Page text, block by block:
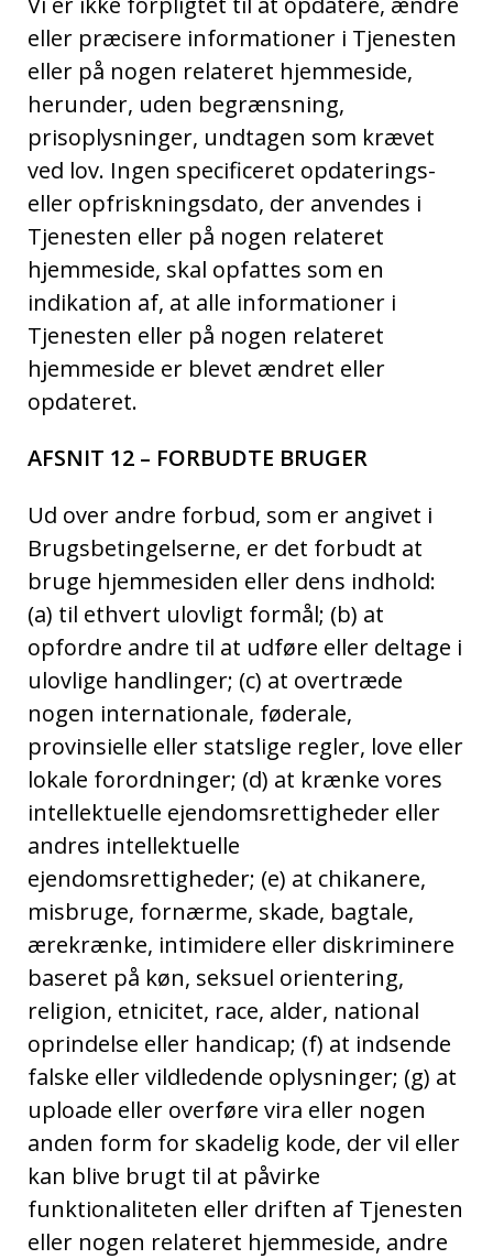
eller præcisere informationer i Tjenesten
eller på nogen relateret hjemmeside,
herunder, uden begrænsning,
prisoplysninger, undtagen som krævet
ved lov. Ingen specificeret opdaterings-
eller opfriskningsdato, der anvendes i
Tjenesten eller på nogen relateret
hjemmeside, skal opfattes som en
indikation af, at alle informationer i
Tjenesten eller på nogen relateret
hjemmeside er blevet ændret eller
opdateret.
AFSNIT 12 – FORBUDTE BRUGER
Ud over andre forbud, som er angivet i
Brugsbetingelserne, er det forbudt at
bruge hjemmesiden eller dens indhold:
(a) til ethvert ulovligt formål; (b) at
opfordre andre til at udføre eller deltage i
ulovlige handlinger; (c) at overtræde
nogen internationale, føderale,
provinsielle eller statslige regler, love eller
lokale forordninger; (d) at krænke vores
intellektuelle ejendomsrettigheder eller
andres intellektuelle
ejendomsrettigheder; (e) at chikanere,
misbruge, fornærme, skade, bagtale,
ærekrænke, intimidere eller diskriminere
baseret på køn, seksuel orientering,
religion, etnicitet, race, alder, national
oprindelse eller handicap; (f) at indsende
falske eller vildledende oplysninger; (g) at
uploade eller overføre vira eller nogen
anden form for skadelig kode, der vil eller
kan blive brugt til at påvirke
funktionaliteten eller driften af Tjenesten
eller nogen relateret hjemmeside, andre